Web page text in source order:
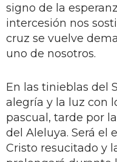
signo de la
intercesión nos
cruz se vuelve
uno de nosotros.
En las tinieblas del
alegría y la luz con
pascual, tarde por
del Aleluya. Será el
Cristo resucitado y